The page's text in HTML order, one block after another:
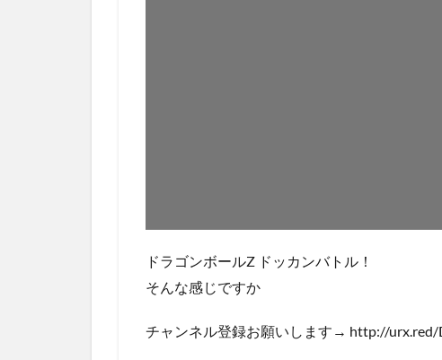
ドラゴンボールZ ドッカンバトル！
そんな感じですか
チャンネル登録お願いします→ http://urx.red/